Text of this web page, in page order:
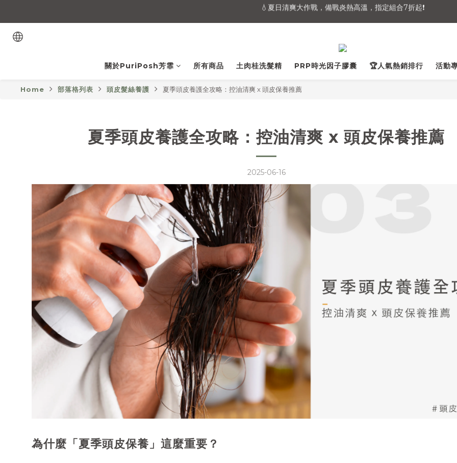
炎夏救援！全館48hr內快速出貨🚚（不含例假日與國定假日）
炎夏救援！全館48hr內快速出貨🚚（不含例假日與國定假日）
關於PuriPosh芳霏
所有商品 土肉桂洗髮精 PRP時光因子膠囊 🏆人氣熱銷排行 活動
Home 部落格列表 頭皮髮絲養護 夏季頭皮養護全攻略：控油清爽 x 頭皮保養推薦
夏季頭皮養護全攻略：控油清爽 x 頭皮保養推薦
2025-06-16
為什麼「夏季頭皮保養」這麼重要？